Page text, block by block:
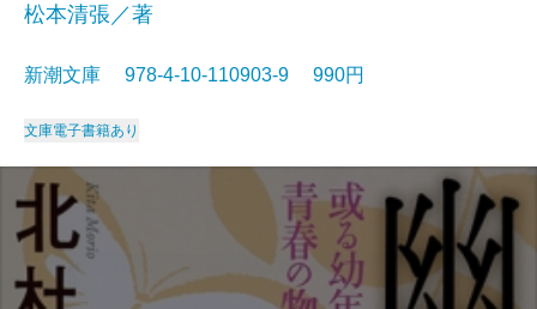
松本清張／著
新潮文庫 978-4-10-110903-9 990円
文庫電子書籍あり